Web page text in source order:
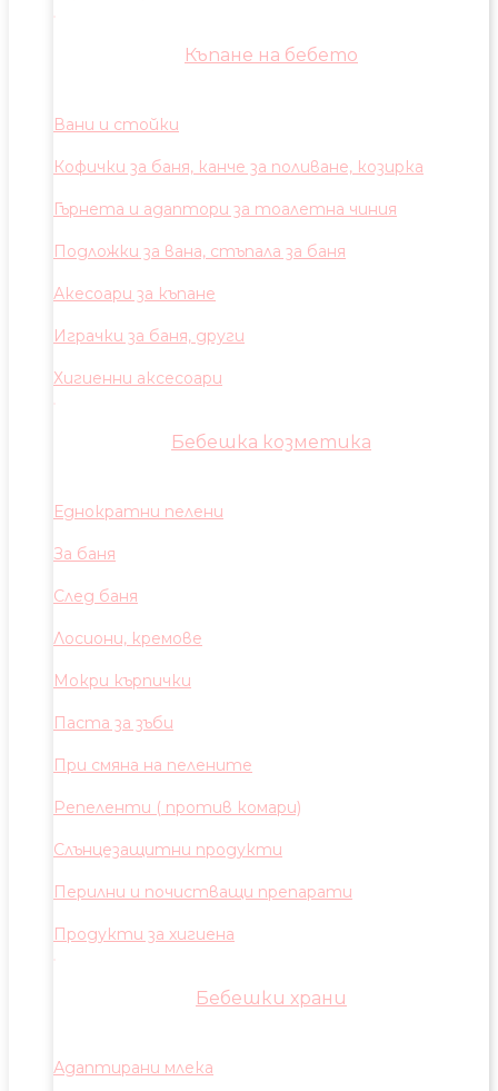
Къпане на бебето
Вани и стойки
Кофички за баня, канче за поливане, козирка
Гърнета и адаптори за тоалетна чиния
Подложки за вана, стъпала за баня
Акесоари за къпане
Играчки за баня, други
Хигиенни аксесоари
Бебешка козметика
Еднократни пелени
За баня
След баня
Лосиони, кремове
Мокри кърпички
Паста за зъби
При смяна на пелените
Репеленти ( против комари)
Слънцезащитни продукти
Перилни и почистващи препарати
Продукти за хигиена
Бебешки храни
Адаптирани млека